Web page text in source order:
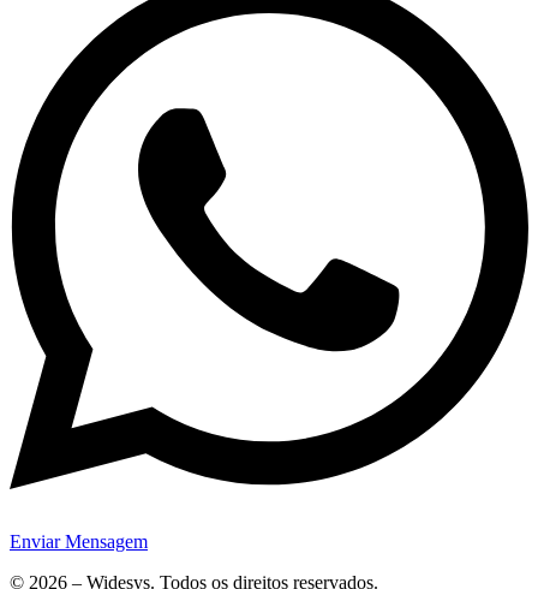
Enviar Mensagem
© 2026 – Widesys. Todos os direitos reservados.